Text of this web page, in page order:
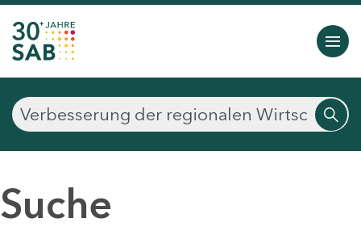
Suche